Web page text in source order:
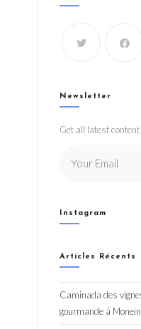
Newsletter
Get all latest
Instagram
Articles Récents
Caminada des
gourmande à Monein